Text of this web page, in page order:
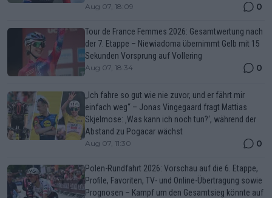
Aug 07, 18:09 0
Tour de France Femmes 2026: Gesamtwertung nach
der 7. Etappe – Niewiadoma übernimmt Gelb mit 15
Sekunden Vorsprung auf Vollering
Aug 07, 18:34 0
„Ich fahre so gut wie nie zuvor, und er fährt mir
einfach weg“ – Jonas Vingegaard fragt Mattias
Skjelmose: ‚Was kann ich noch tun?‘, während der
Abstand zu Pogacar wächst
Aug 07, 11:30 0
Polen-Rundfahrt 2026: Vorschau auf die 6. Etappe,
Profile, Favoriten, TV- und Online-Übertragung sowie
Prognosen – Kampf um den Gesamtsieg könnte auf